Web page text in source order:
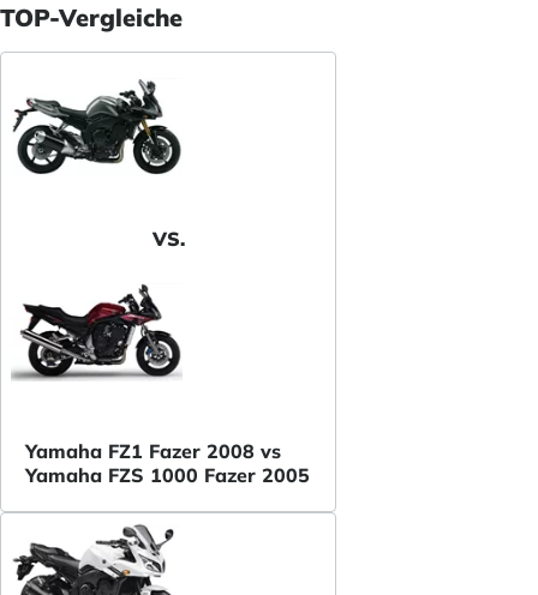
TOP-Vergleiche
VS.
Yamaha FZ1 Fazer 2008 vs
Yamaha FZS 1000 Fazer 2005